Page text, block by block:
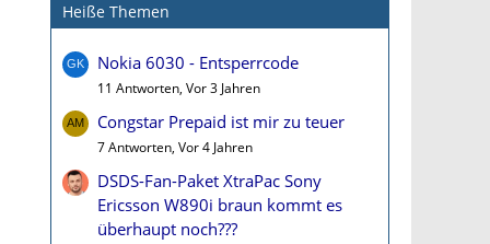
Heiße Themen
Nokia 6030 - Entsperrcode
11 Antworten, Vor 3 Jahren
Congstar Prepaid ist mir zu teuer
7 Antworten, Vor 4 Jahren
DSDS-Fan-Paket XtraPac Sony
Ericsson W890i braun kommt es
überhaupt noch???